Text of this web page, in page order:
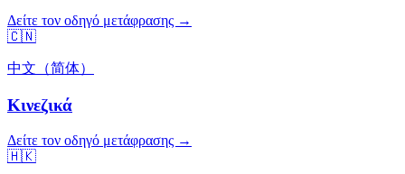
Δείτε τον οδηγό μετάφρασης →
🇨🇳
中文（简体）
Κινεζικά
Δείτε τον οδηγό μετάφρασης →
🇭🇰